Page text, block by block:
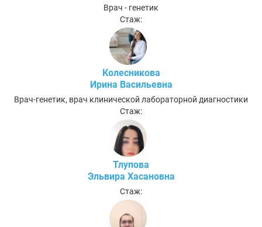
Врач - генетик
Стаж:
Колесникова
Ирина Васильевна
Врач-генетик, врач клинической лабораторной диагностики
Стаж:
Тлупова
Эльвира Хасановна
Стаж: